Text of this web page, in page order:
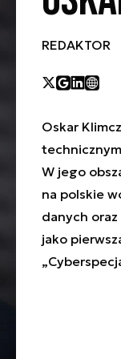
REDAKTOR
Oskar
W jego
na polskie
danych
jako